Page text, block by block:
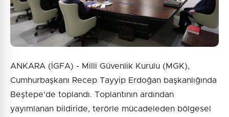
ANKARA (İGFA) - Milli Güvenlik Kurulu (MGK),
Cumhurbaşkanı Recep Tayyip Erdoğan başkanlığında
Beştepe'de toplandı. Toplantının ardından
yayımlanan bildiride, terörle mücadeleden bölgesel